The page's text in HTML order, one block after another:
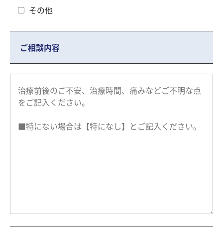
その他
ご相談内容